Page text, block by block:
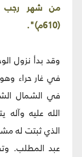
من شهر رجب
(610م)".
وقد بدأ نزول
في غار حراء
في الشمال
الله عليه وآله
الذي ثبتت له
عبد المطلب.